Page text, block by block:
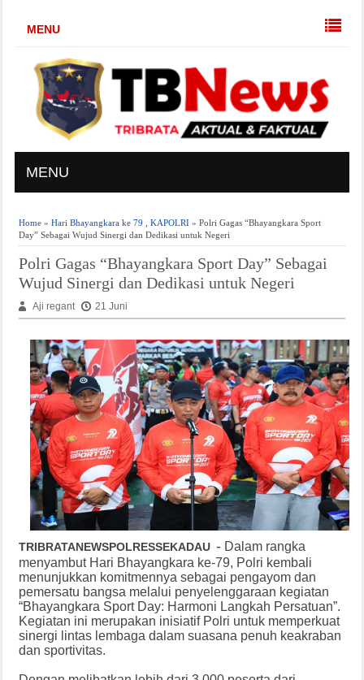
MENU
MENU
Home» Hari Bhayangkara ke 79 KAPOLRI» Polri Gagas “Bhayangkara Sport
Day” Sebagai Wujud Sinergi dan Dedikasi untuk Negeri
Polri Gagas “Bhayangkara Sport Day” Sebagai
Wujud Sinergi dan Dedikasi untuk Negeri
Aji regant 21 Juni
TRIBRATANEWSPOLRESSEKADAU - Dalam rangka
menyambut Hari Bhayangkara ke-79, Polri kembali
menunjukkan komitmennya sebagai pengayom dan
pemersatu bangsa melalui penyelenggaraan kegiatan
“Bhayangkara Sport Day: Harmoni Langkah Persatuan”.
Kegiatan ini merupakan inisiatif Polri untuk memperkuat
sinergi lintas lembaga dalam suasana penuh keakraban
dan sportivitas.